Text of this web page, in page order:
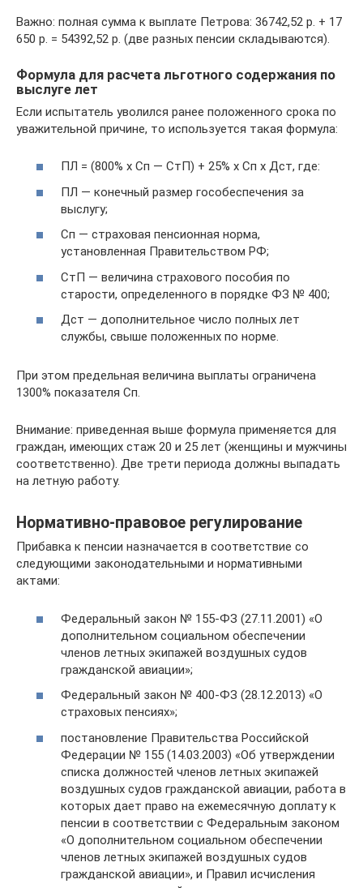
Важно: полная сумма к выплате Петрова: 36742,52 р. + 17
650 р. = 54392,52 р. (две разных пенсии складываются).
Формула для расчета льготного содержания по
выслуге лет
Если испытатель уволился ранее положенного срока по
уважительной причине, то используется такая формула:
ПЛ = (800% х Сп — СтП) + 25% х Сп х Дст, где:
ПЛ — конечный размер гособеспечения за
выслугу;
Сп — страховая пенсионная норма,
установленная Правительством РФ;
СтП — величина страхового пособия по
старости, определенного в порядке ФЗ № 400;
Дст — дополнительное число полных лет
службы, свыше положенных по норме.
При этом предельная величина выплаты ограничена
1300% показателя Сп.
Внимание: приведенная выше формула применяется для
граждан, имеющих стаж 20 и 25 лет (женщины и мужчины
соответственно). Две трети периода должны выпадать
на летную работу.
Нормативно-правовое регулирование
Прибавка к пенсии назначается в соответствие со
следующими законодательными и нормативными
актами:
Федеральный закон № 155-ФЗ (27.11.2001) «О
дополнительном социальном обеспечении
членов летных экипажей воздушных судов
гражданской авиации»;
Федеральный закон № 400-ФЗ (28.12.2013) «О
страховых пенсиях»;
постановление Правительства Российской
Федерации № 155 (14.03.2003) «Об утверждении
списка должностей членов летных экипажей
воздушных судов гражданской авиации, работа в
которых дает право на ежемесячную доплату к
пенсии в соответствии с Федеральным законом
«О дополнительном социальном обеспечении
членов летных экипажей воздушных судов
гражданской авиации», и Правил исчисления